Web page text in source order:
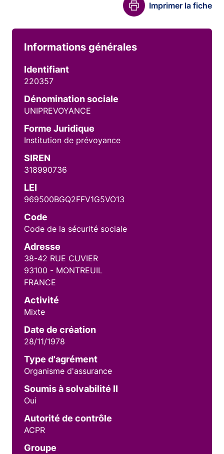
Imprimer la fiche
Informations générales
Identifiant
220357
Dénomination sociale
UNIPREVOYANCE
Forme Juridique
Institution de prévoyance
SIREN
318990736
LEI
969500BGQ2FFV1G5VO13
Code
Code de la sécurité sociale
Adresse
38-42 RUE CUVIER
93100 - MONTREUIL
FRANCE
Activité
Mixte
Date de création
28/11/1978
Type d'agrément
Organisme d'assurance
Soumis à solvabilité II
Oui
Autorité de contrôle
ACPR
Groupe